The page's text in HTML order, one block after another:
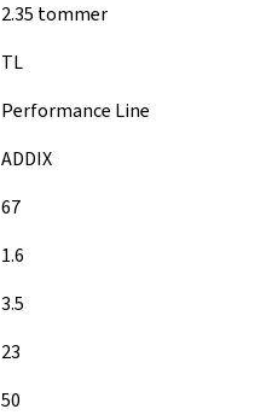
2.35 tommer
TL
Performance Line
ADDIX
67
1.6
3.5
23
50